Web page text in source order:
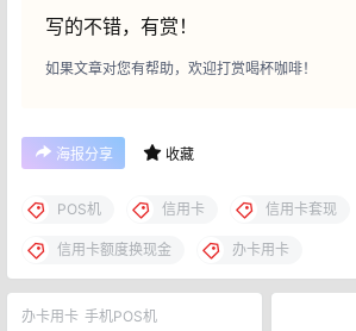
写的不错，有赏！
如果文章对您有帮助，欢迎打赏喝杯咖啡！
海报分享 收藏
POS机 信用卡 信用卡套现
信用卡额度换现金 办卡用卡
办卡用卡 手机POS机